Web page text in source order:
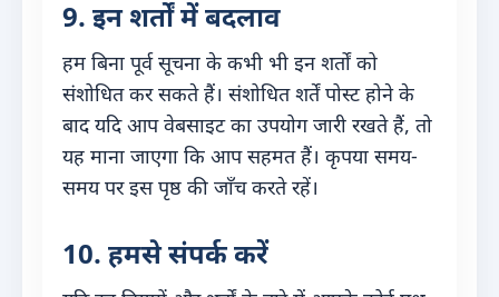
9. इन शर्तों में बदलाव
हम बिना पूर्व सूचना के कभी भी इन शर्तों को
संशोधित कर सकते हैं। संशोधित शर्तें पोस्ट होने के
बाद यदि आप वेबसाइट का उपयोग जारी रखते हैं, तो
यह माना जाएगा कि आप सहमत हैं। कृपया समय-
समय पर इस पृष्ठ की जाँच करते रहें।
10. हमसे संपर्क करें